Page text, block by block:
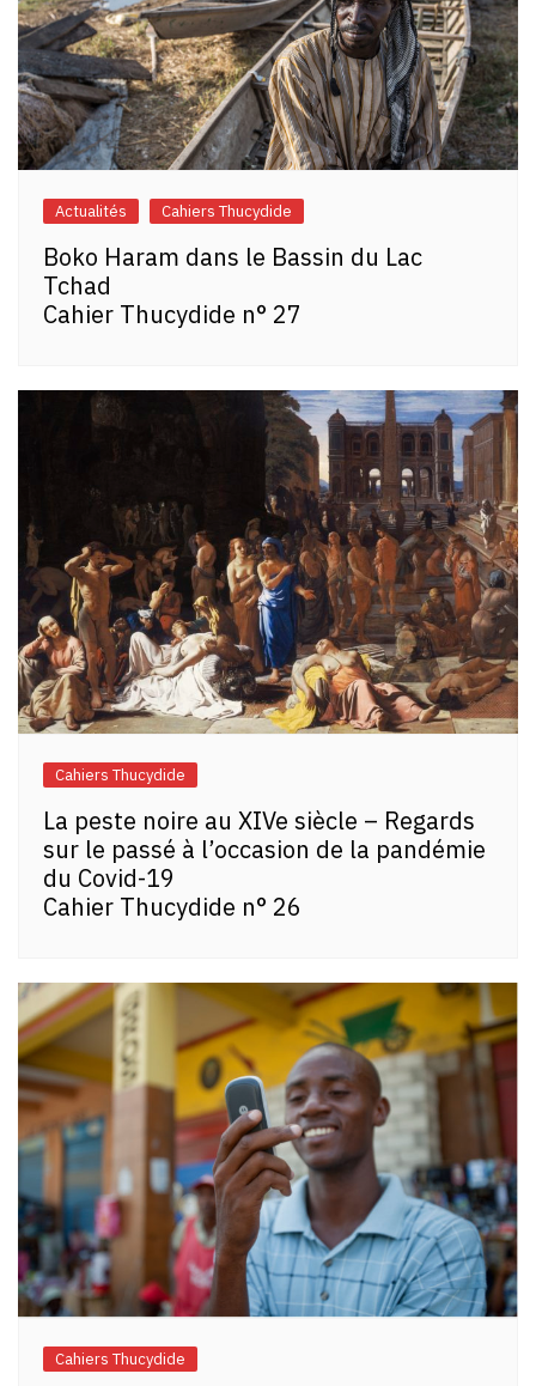
Actualités Cahiers Thucydide
Boko Haram dans le Bassin du Lac
Tchad
Cahier Thucydide n° 27
Cahiers Thucydide
La peste noire au XIVe siècle – Regards
sur le passé à l’occasion de la pandémie
du Covid-19
Cahier Thucydide n° 26
Cahiers Thucydide